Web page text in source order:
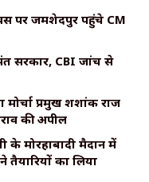
पर जमशेदपुर पहुंचे CM
सरकार, CBI जांच से
मोर्चा प्रमुख शशांक राज
की अपील
के मोरहाबादी मैदान में
का लिया